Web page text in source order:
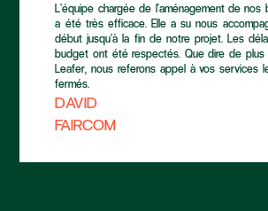
L’équipe chargée de l'aménagement de nos
a été très efficace. Elle a su nous
début jusqu’à la fin de notre projet. Les
budget ont été respectés. Que dire de plus
Leafer, nous referons appel à vos services
fermés.
DAVID
FAIRCOM